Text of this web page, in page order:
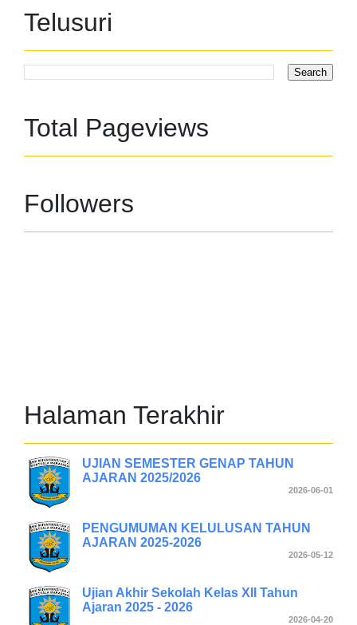
Telusuri
Total Pageviews
Followers
Halaman Terakhir
UJIAN SEMESTER GENAP TAHUN
AJARAN 2025/2026
2026-06-01
PENGUMUMAN KELULUSAN TAHUN
AJARAN 2025-2026
2026-05-12
Ujian Akhir Sekolah Kelas XII Tahun
Ajaran 2025 - 2026
2026-04-20